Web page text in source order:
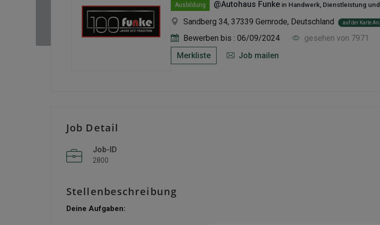
Ausbildung @Autohaus Funke in Handwerk, Dienstleistung
Sandberg 34, 37339 Gernrode, Deutschland auf der Karte
Bewerben bis : 06/09/2024
gesehen von 7971
Merkliste
Job mailen
Job Detail
Job-ID
2800
Stellenbeschreibung
Deine Aufgaben: